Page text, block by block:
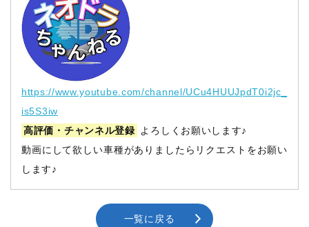
https://www.youtube.com/channel/UCu4HUUJpdT0i2jc_
is5S3iw
高評価・チャンネル登録
よろしくお願いします♪
動画にして欲しい車種がありましたらリクエストをお願い
します♪
一覧に戻る